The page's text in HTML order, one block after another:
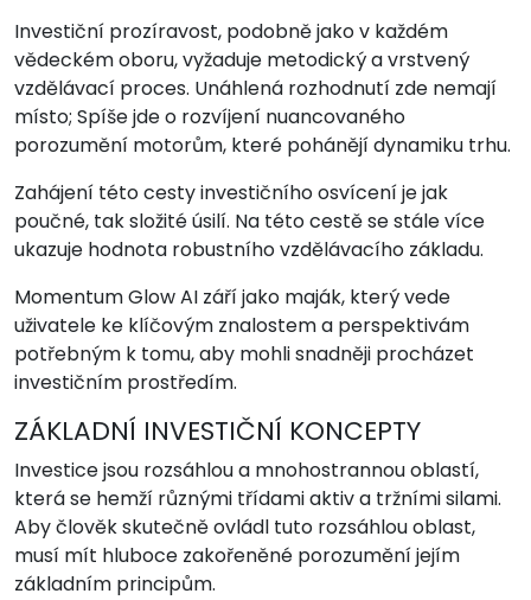
Investiční prozíravost, podobně jako v každém
vědeckém oboru, vyžaduje metodický a vrstvený
vzdělávací proces. Unáhlená rozhodnutí zde nemají
místo; Spíše jde o rozvíjení nuancovaného
porozumění motorům, které pohánějí dynamiku trhu.
Zahájení této cesty investičního osvícení je jak
poučné, tak složité úsilí. Na této cestě se stále více
ukazuje hodnota robustního vzdělávacího základu.
Momentum Glow AI září jako maják, který vede
uživatele ke klíčovým znalostem a perspektivám
potřebným k tomu, aby mohli snadněji procházet
investičním prostředím.
ZÁKLADNÍ INVESTIČNÍ KONCEPTY
Investice jsou rozsáhlou a mnohostrannou oblastí,
která se hemží různými třídami aktiv a tržními silami.
Aby člověk skutečně ovládl tuto rozsáhlou oblast,
musí mít hluboce zakořeněné porozumění jejím
základním principům.